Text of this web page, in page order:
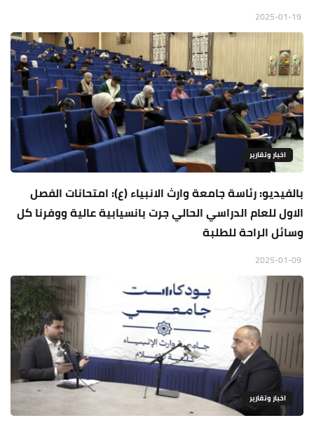
اخبار وتقارير
بالفيديو: رئاسة جامعة وارث الانبياء (ع): امتحانات الفصل
الاول للعام الدراسي الحالي جرت بانسيابية عالية ووفرنا كل
وسائل الراحة للطلبة
اخبار وتقارير